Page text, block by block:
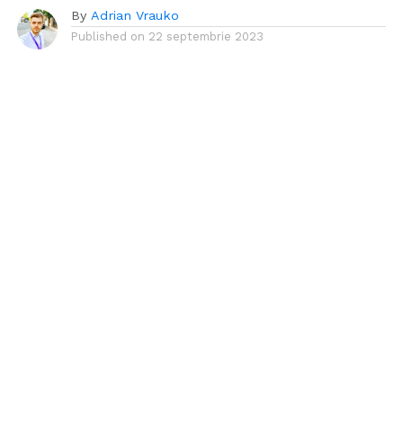
By Adrian Vrauko
Published on 22 septembrie 2023